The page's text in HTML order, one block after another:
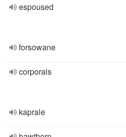
espoused
forsowane
corporals
kaprale